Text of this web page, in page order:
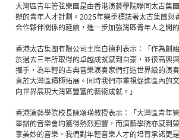
大灣區青年管弦樂團是由香港演藝學院聯同太古集
辦的青年人才計劃。2025年樂季標誌著太古集團與
合作夥伴關係的延續，進一步加強灣區青年人之間
香港太古集團有限公司主席白德利表示：「作為創
於過去三年所取得的卓越成就感到自豪，並很高興
攜手，為年輕的古典音樂演奏家們打造世界級的演
直於大灣區積極拓展。同時我們亦重視促進區內的
向世界展現大灣區豐富的藝術成就。」
香港演藝學院校長陳頌瑛教授表示：「大灣區青年
舉辦的音樂會均獲得熱烈迴響，而演藝學院亦感到
享美妙的音樂。我們對年輕音樂人才的培育承諾更